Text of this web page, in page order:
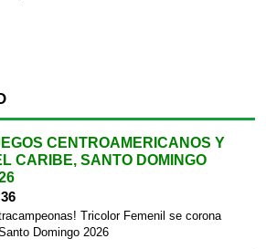
CENTROAMERICANOS Y
CARIBE, SANTO DOMINGO
Tricolor Femenil se corona
Domingo 2026